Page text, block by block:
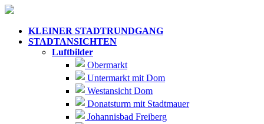
KLEINER STADTRUNDGANG
STADTANSICHTEN
Luftbilder
Obermarkt
Untermarkt mit Dom
Westansicht Dom
Donatsturm mit Stadtmauer
Johannisbad Freiberg